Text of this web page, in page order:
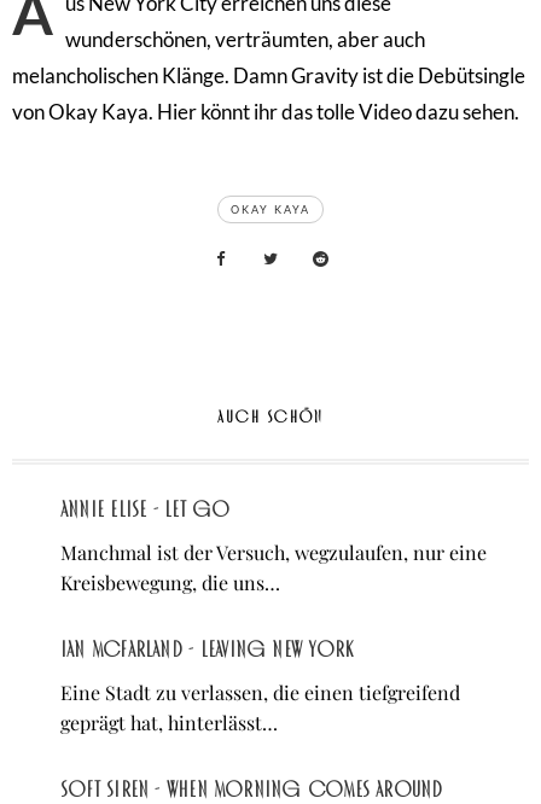
wunderschönen, verträumten, aber auch
melancholischen Klänge. Damn Gravity ist die Debütsingle
von Okay Kaya. Hier könnt ihr das tolle Video dazu sehen.
OKAY KAYA
AUCH SCHÖN
Annie Elise - let go
Manchmal ist der Versuch, wegzulaufen, nur eine
Kreisbewegung, die uns…
Ian McFarland - Leaving New York
Eine Stadt zu verlassen, die einen tiefgreifend
geprägt hat, hinterlässt…
soft siren - When Morning Comes Around